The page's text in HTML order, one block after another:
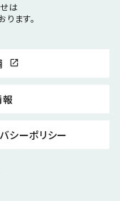
は
ます。
open_in_new
シーポリシー